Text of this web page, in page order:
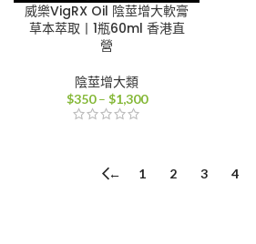
威樂VigRX Oil 陰莖增大軟膏
草本萃取丨1瓶60ml 香港直
營
陰莖增大類
$350 – $1,300價
$350
← 1 2 3 4